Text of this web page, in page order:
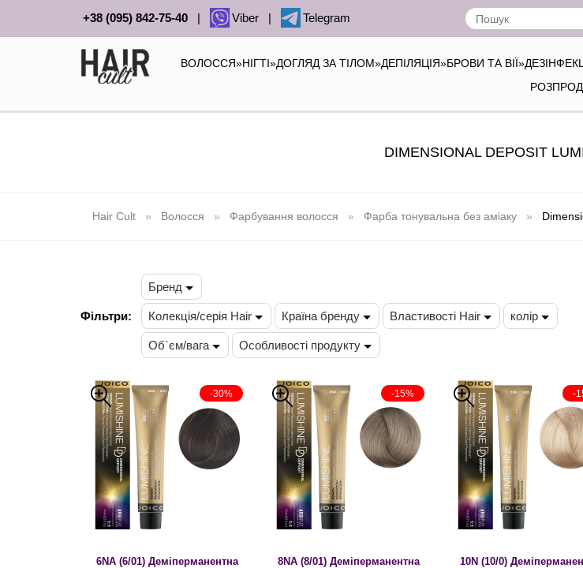
+38 (095) 842-75-40 | Viber | Telegram
ВОЛОССЯ»НІГТІ»ДОГЛЯД ЗА ТІЛОМ»ДЕПІЛЯЦІЯ»БРОВИ ТА ВІЇ»
DIMENSIONAL DEPOSIT
Hair Cult Волосся Фарбування волосся Фарба тонувальна без аміаку
Фільтри:
Бренд
Колекція/серія Hair Країна бренду Властивості Hair колір
Об`єм/вага Особливості продукту
-30%
6NA (6/01) Деміперманентна
-15%
8NA (8/01) Деміперманентна
-
10N (10/0)